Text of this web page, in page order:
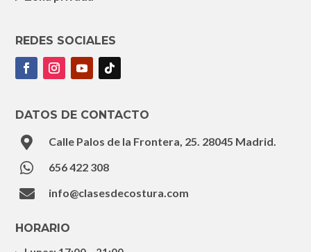
REDES SOCIALES
DATOS DE CONTACTO
 Calle Palos de la Frontera, 25. 28045 Madrid.
 656 422 308
 info@clasesdecostura.com
HORARIO